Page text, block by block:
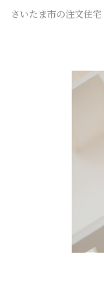
さいたま市の注文住